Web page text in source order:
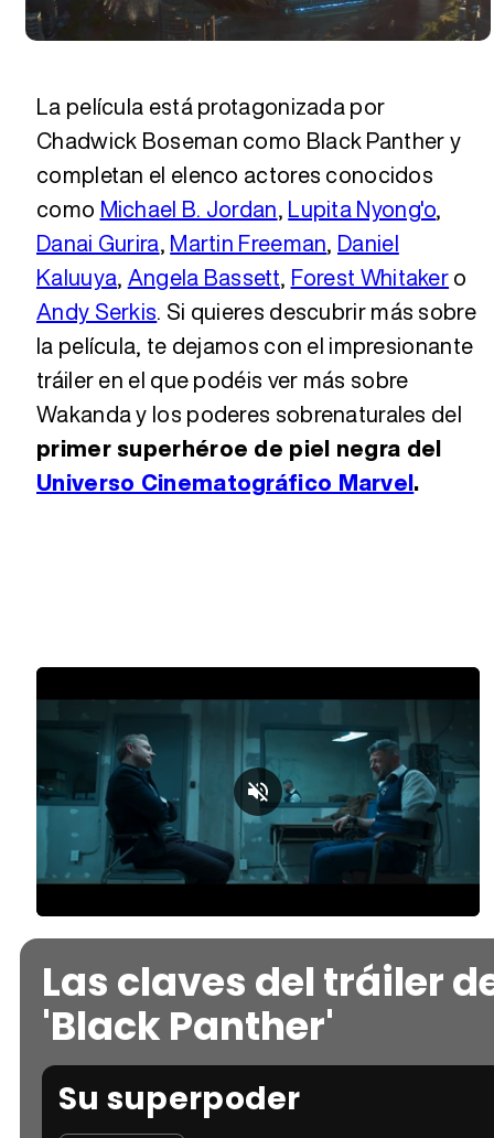
La película está protagonizada por
Chadwick Boseman como Black Panther y
completan el elenco actores conocidos
como Michael B. Jordan, Lupita Nyong'o,
Danai Gurira, Martin Freeman, Daniel
Kaluuya, Angela Bassett, Forest Whitakero
Andy Serkis. Si quieres descubrir más sobre
la película, te dejamos con el impresionante
tráiler en el que podéis ver más sobre
Wakanda y los poderes sobrenaturales del
primer superhéroe de piel negra del
Universo Cinematográfico Marvel.
37.27%
Las claves del tráiler
'Black Panther'
Su superpoder